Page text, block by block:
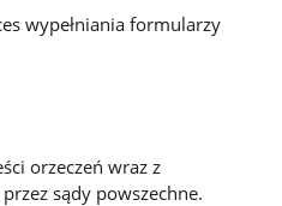
wypełniania formularzy
orzeczeń wraz z
sądy powszechne.